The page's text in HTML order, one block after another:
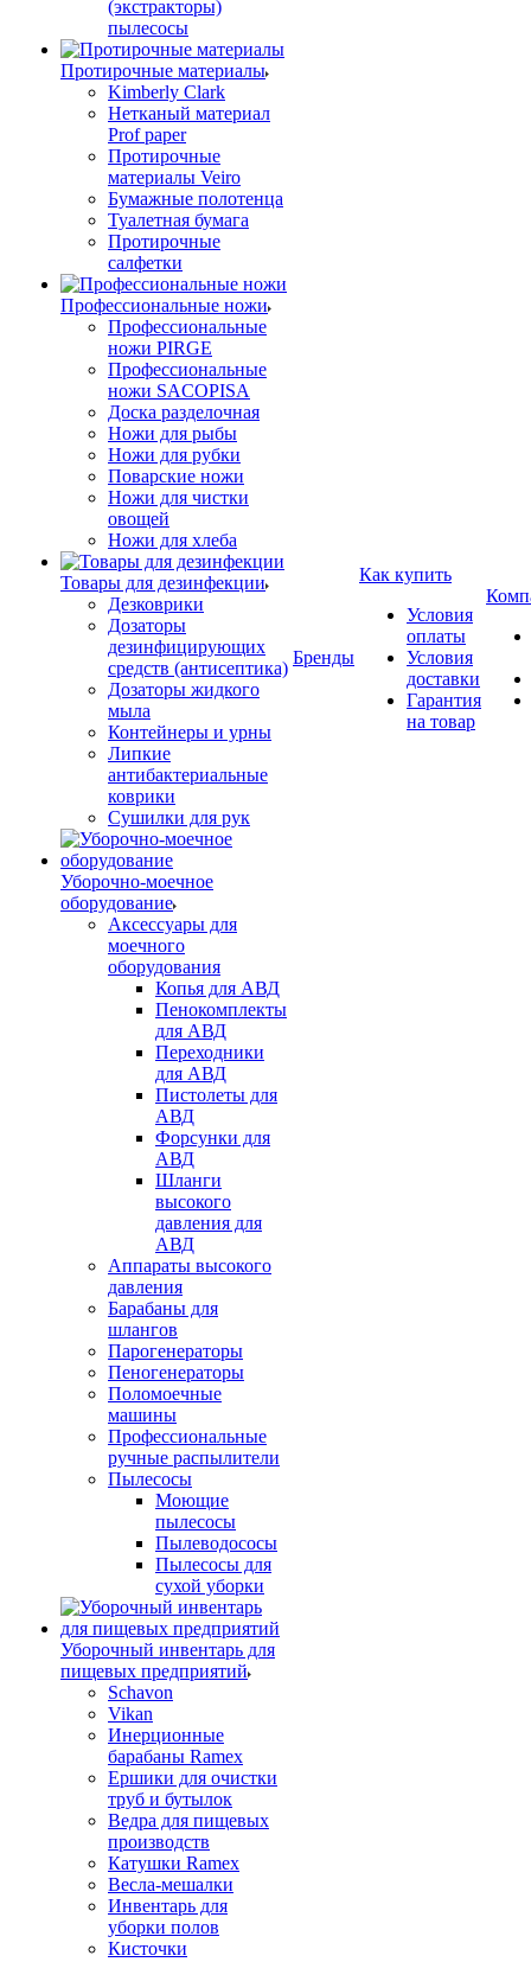
(экстракторы)
пылесосы
Протирочные материалы
Kimberly Clark
Нетканый материал
Prof paper
Протирочные
материалы Veiro
Бумажные полотенца
Туалетная бумага
Протирочные
салфетки
Профессиональные ножи
Профессиональные
ножи PIRGE
Профессиональные
ножи SACOPISA
Доска разделочная
Ножи для рыбы
Ножи для рубки
Поварские ножи
Ножи для чистки
овощей
Ножи для хлеба
Товары для дезинфекции
Дезковрики
Дозаторы
дезинфицирующих
средств (антисептика)
Дозаторы жидкого
мыла
Контейнеры и урны
Липкие
антибактериальные
коврики
Сушилки для рук
Уборочно-моечное
оборудование
Аксессуары для
моечного
оборудования
Копья для АВД
Пенокомплекты
для АВД
Переходники
для АВД
Пистолеты для
АВД
Форсунки для
АВД
Шланги
высокого
давления для
АВД
Аппараты высокого
давления
Барабаны для
шлангов
Парогенераторы
Пеногенераторы
Поломоечные
машины
Профессиональные
ручные распылители
Пылесосы
Моющие
пылесосы
Пылеводососы
Пылесосы для
сухой уборки
Уборочный инвентарь для
пищевых предприятий
Schavon
Vikan
Инерционные
барабаны Ramex
Ершики для очистки
труб и бутылок
Ведра для пищевых
производств
Катушки Ramex
Весла-мешалки
Инвентарь для
уборки полов
Кисточки
Бренды
Как купить
Условия
оплаты
Условия
доставки
Гарантия
на товар